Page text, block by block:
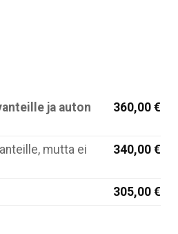
ja auton
360,00 €
mutta ei
340,00 €
305,00 €